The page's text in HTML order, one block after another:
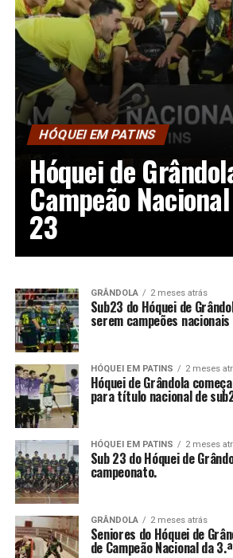
HÓQUEI EM PATINS
Hóquei de
Campeão
23
GRÂNDOLA 2 meses atrás
Sub23 do Hóquei de
serem campeões nacionais
HÓQUEI EM PATINS 2 meses
Hóquei de Grândola
para título nacional de
HÓQUEI EM PATINS 2 meses
Sub 23 do Hóquei de
campeonato.
GRÂNDOLA 2 meses atrás
Seniores do Hóquei de
de Campeão Nacional da